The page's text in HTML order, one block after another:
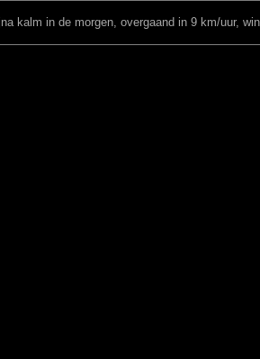
kalm in de morgen, overgaand in 9 km/uur,